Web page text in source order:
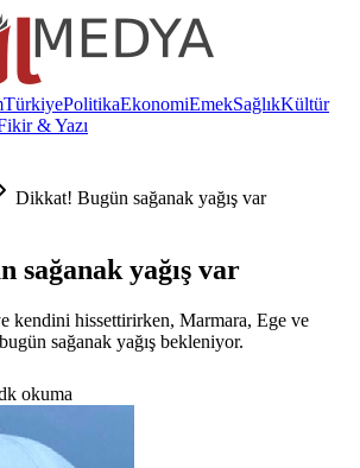
TürkiyePolitikaEkonomiEmekSağlıkKültür
& Yazı
Dikkat! Bugün sağanak yağış var
sağanak yağış var
kendini hissettirirken, Marmara, Ege ve
sağanak yağış bekleniyor.
okuma